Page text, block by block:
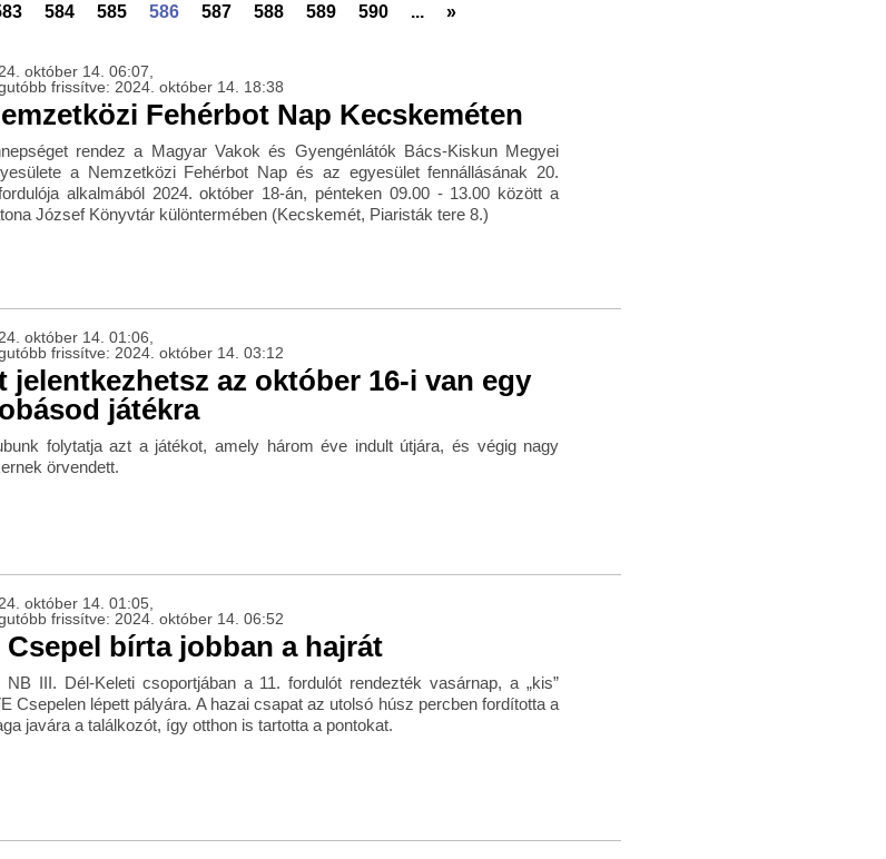
584 585 586 587 588 589 590 ... »
október 14. 06:07,
frissítve: 2024. október 14. 18:38
Fehérbot Nap Kecskeméten
rendez a Magyar Vakok és Gyengénlátók Bács-Kiskun Megyei
a Nemzetközi Fehérbot Nap és az egyesület fennállásának 20.
alkalmából 2024. október 18-án, pénteken 09.00 - 13.00 között a
József Könyvtár különtermében (Kecskemét, Piaristák tere 8.)
október 14. 01:06,
frissítve: 2024. október 14. 03:12
jelentkezhetsz az október 16-i van egy
játékra
folytatja azt a játékot, amely három éve indult útjára, és végig nagy
örvendett.
október 14. 01:05,
frissítve: 2024. október 14. 06:52
Csepel bírta jobban a hajrát
NB III. Dél-Keleti csoportjában a 11. fordulót rendezték vasárnap, a „kis”
Csepelen lépett pályára. A hazai csapat az utolsó húsz percben fordította a
javára a találkozót, így otthon is tartotta a pontokat.